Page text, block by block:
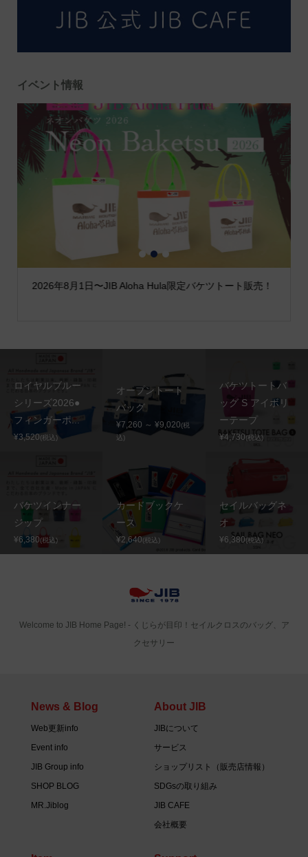
イベント情報
2026年8月1日〜JIB Aloha Hula限定バケツトート販売！
1 2 3
ロイヤルブルー
シリーズ2026●
フィンガーポ...
¥3,520(税込)
オープントート
バッグ
¥7,260 ～ ¥9,020(税
込)
バケツトートバ
ッグ S アイボリ
ーテープ
¥4,730(税込)
バケツインナー
ジップ
¥6,380(税込)
カードブックケ
ース
¥2,640(税込)
セイルバッグネ
オ
¥6,380(税込)
Welcome to JIB Home Page! ‐ くじらが目印！セイルクロスのバッグ、ア
クセサリー
News & Blog
Web更新info
Event info
JIB Group info
SHOP BLOG
MR.Jiblog
About JIB
JIBについて
サービス
ショップリスト（販売店情報）
SDGsの取り組み
JIB CAFE
会社概要